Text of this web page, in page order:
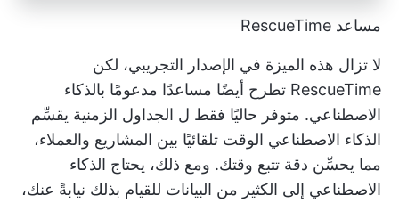
مساعد RescueTime
لا تزال هذه الميزة في الإصدار التجريبي، لكن
RescueTime تطرح أيضًا مساعدًا مدعومًا بالذكاء
الاصطناعي. متوفر حاليًا فقط ل الجداول الزمنية يقسِّم
الذكاء الاصطناعي الوقت تلقائيًا بين المشاريع والعملاء،
مما يحسِّن دقة تتبع وقتك. ومع ذلك، يحتاج الذكاء
الاصطناعي إلى الكثير من البيانات للقيام بذلك نيابةً عنك،